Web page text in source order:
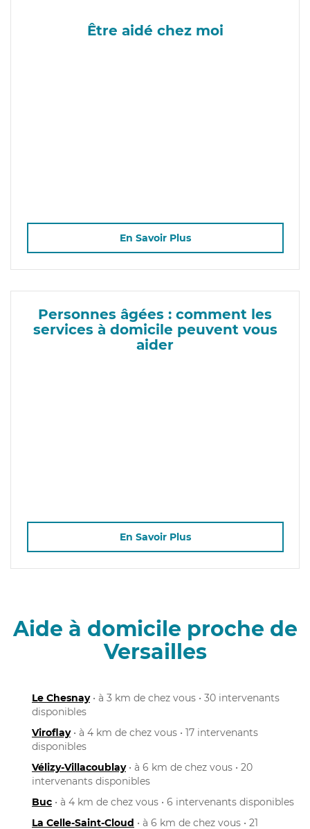
Être aidé chez moi
En Savoir Plus
Personnes âgées : comment les
services à domicile peuvent vous
aider
En Savoir Plus
Aide à domicile proche de
Versailles
Le Chesnay• à 3 km de chez vous • 30 intervenants
disponibles
Viroflay• à 4 km de chez vous • 17 intervenants
disponibles
Vélizy-Villacoublay• à 6 km de chez vous • 20
intervenants disponibles
Buc • à 4 km de chez vous • 6 intervenants disponibles
La Celle-Saint-Cloud • à 6 km de chez vous • 21